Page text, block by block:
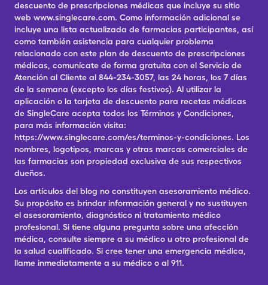
descuento de prescripciones médicas que incluye su sitio
web www.singlecare.com. Como información adicional se
incluye una lista actualizada de farmacias participantes, así
como también asistencia para cualquier problema
relacionado con este plan de descuento de prescripciones
médicas, comunícate de forma gratuita con el Servicio de
Atención al Cliente al 844-234-3057, las 24 horas, los 7 días
de la semana (excepto los días festivos). Al utilizar la
aplicación o la tarjeta de descuento para recetas médicas
de SingleCare acepta todos los Términos y Condiciones,
para más información visita:
https://www.singlecare.com/es/terminos-y-condiciones. Los
nombres, logotipos, marcas y otras marcas comerciales de
las farmacias son propiedad exclusiva de sus respectivos
dueños.
Los artículos del blog no constituyen asesoramiento médico.
Su propósito es brindar información general y no sustituyen
el asesoramiento, diagnóstico ni tratamiento médico
profesional. Si tiene alguna pregunta sobre una afección
médica, consulte siempre a su médico u otro profesional de
la salud cualificado. Si cree tener una emergencia médica,
llame inmediatamente a su médico o al 911.